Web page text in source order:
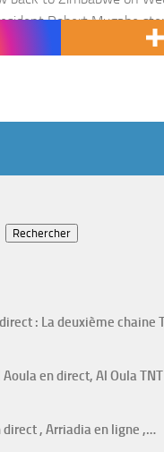
Robert Mugabe
Rechercher
: La deuxième chaine
en direct, Al Oula
direct , Arriadia en ligne ,…